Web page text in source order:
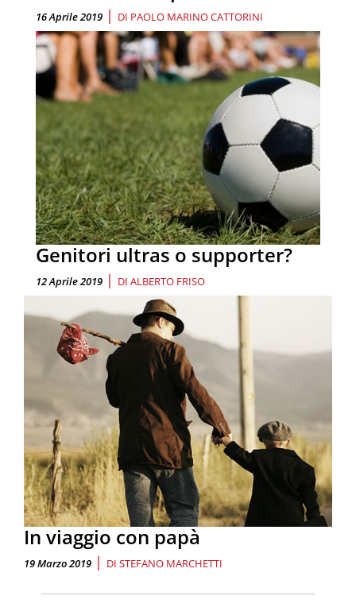
16 Aprile 2019 | DI PAOLO MARINO CATTORINI
Genitori ultras o supporter?
12 Aprile 2019 | DI ALBERTO FRISO
In viaggio con papà
19 Marzo 2019 | DI STEFANO MARCHETTI